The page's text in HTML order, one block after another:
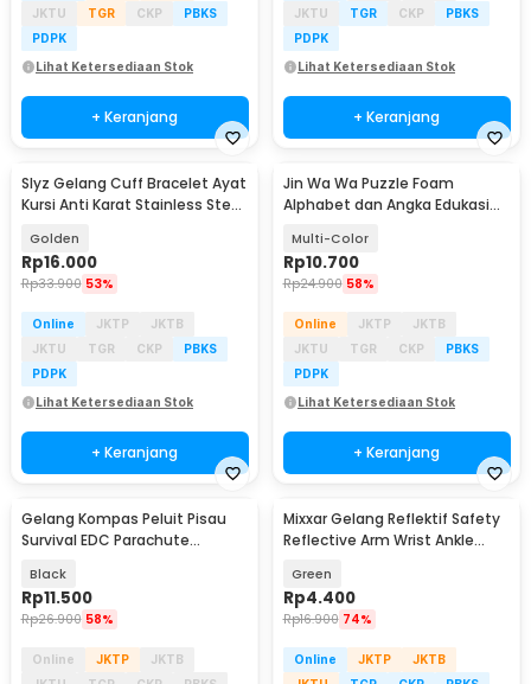
JKTU
TGR CKP
PBKS
PDPK
Lihat Ketersediaan Stok
+ Keranjang
JKTU
TGR CKP
PBKS
PDPK
Lihat Ketersediaan Stok
+ Keranjang
Slyz Gelang Cuff Bracelet Ayat
Kursi Anti Karat Stainless Steel
Golden
Rp16.000
Rp33.900 53%
Online JKTP
JKTB
JKTU
TGR CKP
PBKS
PDPK
Lihat Ketersediaan Stok
+ Keranjang
Jin Wa Wa Puzzle Foam
Alphabet dan Angka Edukasi
Multi-Color
Rp10.700
Rp24.900 58%
Online JKTP
JKTB
JKTU
TGR CKP
PBKS
PDPK
Lihat Ketersediaan Stok
+ Keranjang
Gelang Kompas Peluit Pisau
Survival EDC Parachute
Black
Rp11.500
Rp26.900 58%
Online JKTP
JKTB
Mixxar Gelang Reflektif Safety
Reflective Arm Wrist Ankle
Green
Rp4.400
Rp16.900 74%
Online JKTP
JKTB